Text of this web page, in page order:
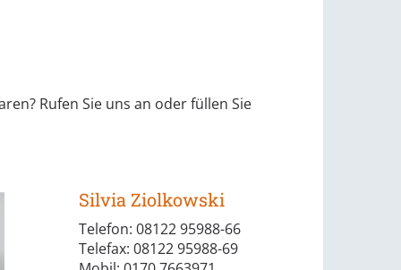
Rufen Sie uns an oder füllen Sie
Silvia Ziolkowski
Telefon: 08122 95988-66
Telefax: 08122 95988-69